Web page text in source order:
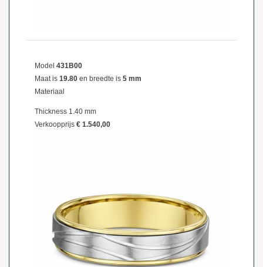
Model 431B00
Maat is 19.80 en breedte is 5 mm
Materiaal
Thickness 1.40 mm
Verkoopprijs € 1.540,00